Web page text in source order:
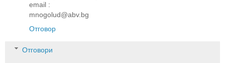
email :
mnogolud@abv.bg
Отговор
Отговори